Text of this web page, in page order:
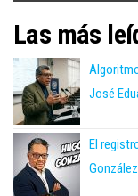
Las más
José
El